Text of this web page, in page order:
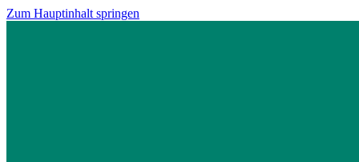
Zum Hauptinhalt springen